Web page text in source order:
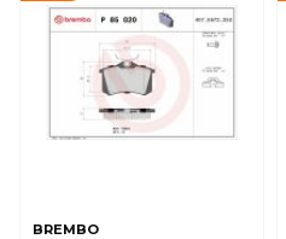
INFINITI
IVECO
JAGUAR
BREMBO